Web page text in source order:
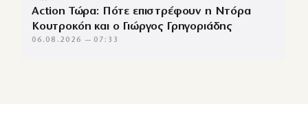
Action Τώρα: Πότε επιστρέφουν η Ντόρα
Κουτροκόη και ο Γιώργος Γρηγοριάδης
06.08.2026 — 07:33